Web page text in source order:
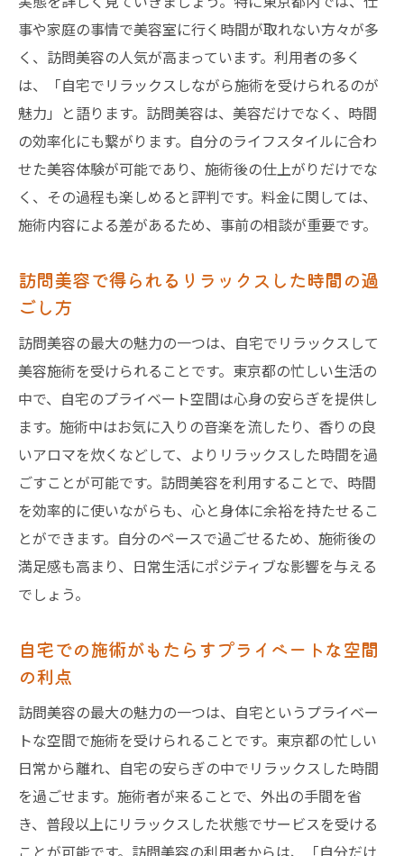
事や家庭の事情で美容室に行く時間が取れない方々が多
く、訪問美容の人気が高まっています。利用者の多く
は、「自宅でリラックスしながら施術を受けられるのが
魅力」と語ります。訪問美容は、美容だけでなく、時間
の効率化にも繋がります。自分のライフスタイルに合わ
せた美容体験が可能であり、施術後の仕上がりだけでな
く、その過程も楽しめると評判です。料金に関しては、
施術内容による差があるため、事前の相談が重要です。
訪問美容で得られるリラックスした時間の過
ごし方
訪問美容の最大の魅力の一つは、自宅でリラックスして
美容施術を受けられることです。東京都の忙しい生活の
中で、自宅のプライベート空間は心身の安らぎを提供し
ます。施術中はお気に入りの音楽を流したり、香りの良
いアロマを炊くなどして、よりリラックスした時間を過
ごすことが可能です。訪問美容を利用することで、時間
を効率的に使いながらも、心と身体に余裕を持たせるこ
とができます。自分のペースで過ごせるため、施術後の
満足感も高まり、日常生活にポジティブな影響を与える
でしょう。
自宅での施術がもたらすプライベートな空間
の利点
訪問美容の最大の魅力の一つは、自宅というプライベー
トな空間で施術を受けられることです。東京都の忙しい
日常から離れ、自宅の安らぎの中でリラックスした時間
を過ごせます。施術者が来ることで、外出の手間を省
き、普段以上にリラックスした状態でサービスを受ける
ことが可能です。訪問美容の利用者からは、「自分だけ